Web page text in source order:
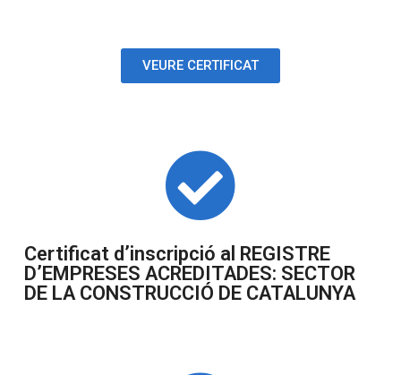
VEURE CERTIFICAT
Certificat d’inscripció al REGISTRE
D’EMPRESES ACREDITADES: SECTOR
DE LA CONSTRUCCIÓ DE CATALUNYA